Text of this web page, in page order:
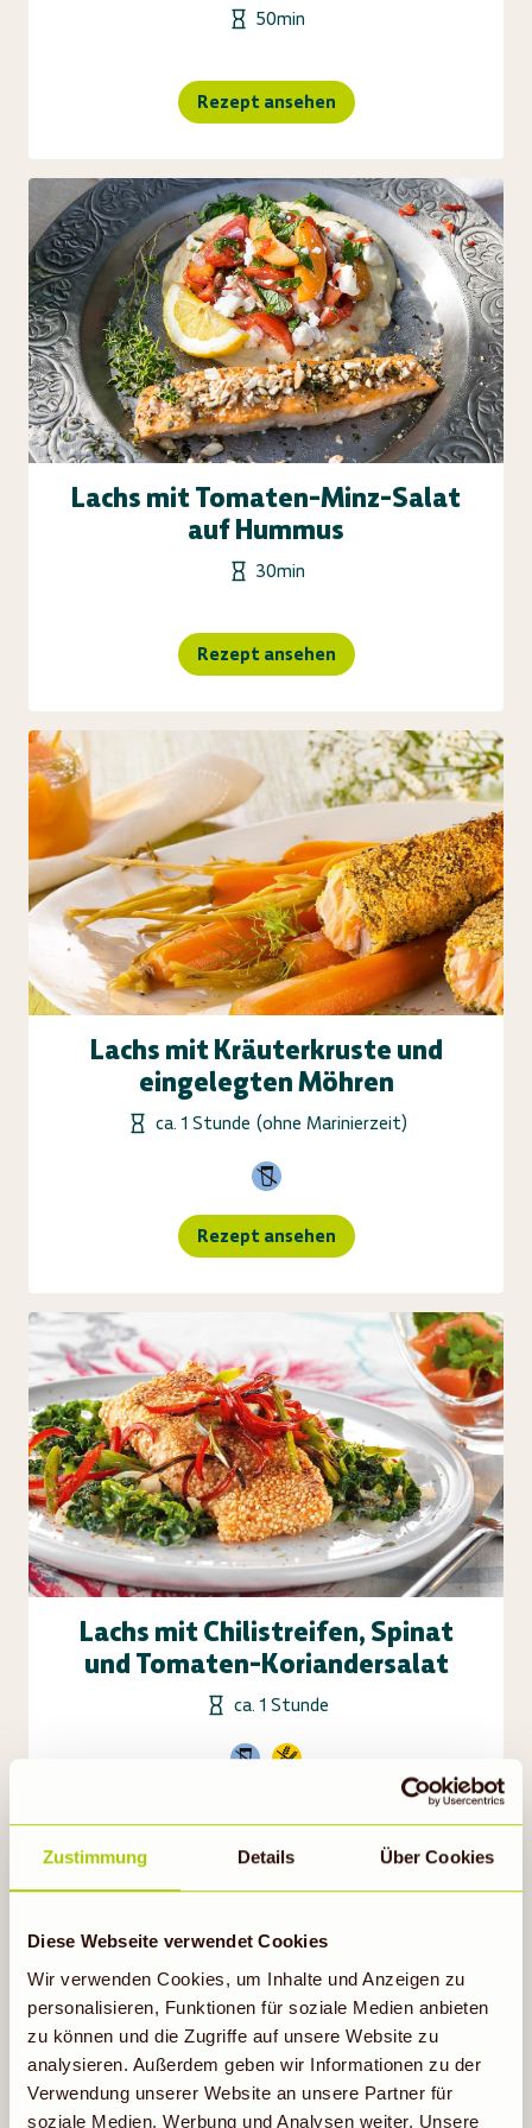
Zustimmung Details Über Cookies
Diese Webseite verwendet Cookies
Wir verwenden Cookies, um Inhalte und Anzeigen zu
personalisieren, Funktionen für soziale Medien anbieten
zu können und die Zugriffe auf unsere Website zu
analysieren. Außerdem geben wir Informationen zu der
Verwendung unserer Website an unsere Partner für
soziale Medien, Werbung und Analysen weiter. Unsere
50min
Rezept ansehen
Lachs mit Tomaten-Minz-Salat
auf Hummus
30min
Rezept ansehen
Lachs mit Kräuterkruste und
eingelegten Möhren
ca. 1 Stunde (ohne Marinierzeit)
Rezept ansehen
Lachs mit Chilistreifen, Spinat
und Tomaten-Koriandersalat
ca. 1 Stunde